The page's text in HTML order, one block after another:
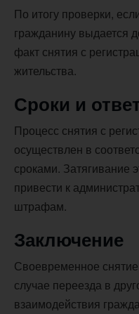
По итогу проверки,
гражданину выдается
факт снятия с
жительства.
Сроки и
Процесс снятия с
осуществлен в
сроками. Затягивание
привести к
штрафам.
Заключение
Своевременное снятие
случае переезда в
взаимодействия